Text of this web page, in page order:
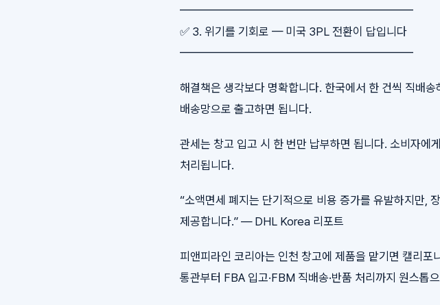
━━━━━━━━━━━━━━━━━━━━
✅ 3. 위기를 기회로 — 미국 3PL 전환이 답입니다
━━━━━━━━━━━━━━━━━━━━
해결책은 생각보다 명확합니다. 한국에서 한 건씩 직배
배송망으로 출고하면 됩니다.
관세는 창고 입고 시 한 번만 납부하면 됩니다. 소비자에
처리됩니다.
“소액면세 폐지는 단기적으로 비용 증가를 유발하지만,
제공합니다.” — DHL Korea 리포트
피앤피라인 코리아는 인천 창고에 제품을 맡기면 캘리
통관부터 FBA 입고·FBM 직배송·반품 처리까지 원스톱